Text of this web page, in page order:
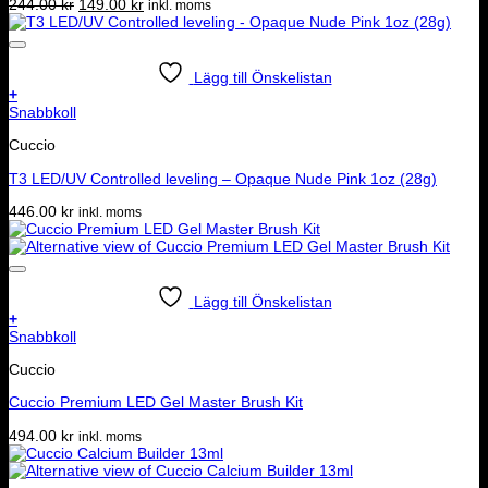
244.00kr Det
ursprungliga
149.00 krDet
nuvarande
149.00 kr.
inkl. moms
Lägg till Önskelistan
+
Snabbkoll
Cuccio
T3 LED/UV Controlled leveling – Opaque Nude Pink 1oz (28g)
446.00 kr inkl. moms
Lägg till Önskelistan
+
Snabbkoll
Cuccio
Cuccio Premium LED Gel Master Brush Kit
494.00 kr inkl. moms